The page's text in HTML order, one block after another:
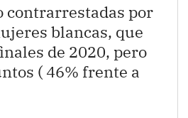
contrarrestadas por
blancas, que
de 2020, pero
( 46% frente a